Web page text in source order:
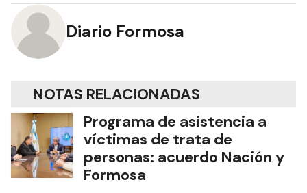
Diario Formosa
NOTAS RELACIONADAS
Programa de asistencia a
víctimas de trata de
personas: acuerdo Nación y
Formosa